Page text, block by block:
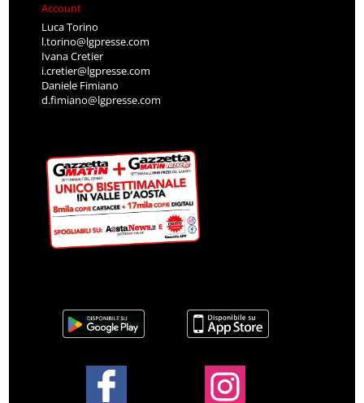
Account
Luca Torino
l.torino@lgpresse.com
Ivana Cretier
i.cretier@lgpresse.com
Daniele Fimiano
d.fimiano@lgpresse.com